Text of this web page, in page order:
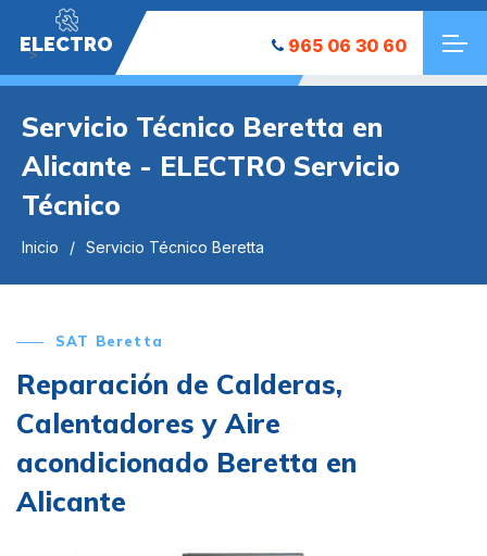
ELECTRO
"> 965 06 30 60
Servicio Técnico Beretta en
Alicante - ELECTRO Servicio
Técnico
Inicio Servicio Técnico Beretta
SAT Beretta
Reparación de Calderas,
Calentadores y Aire
acondicionado Beretta en
Alicante